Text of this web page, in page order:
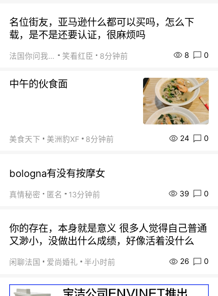
名位街友，亚马逊什么都可以买吗，怎么下
载，是不是还要认证，很麻烦吗
法国你问我答 笑看红臣 8分钟前 8 0
中午的伙食面
美食天下 美洲豹XF 8分钟前 24 0
bologna有没有按摩女
真情秘密 匿名 13分钟前 39 0
你的存在，本身就是意义 很多人觉得自己普通
又渺小，没做出什么成绩，好像活着没什么
闲聊法国 爱尚婚礼 半小时前 26 0